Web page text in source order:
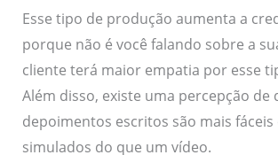
Esse tipo de produção aumenta a
porque não é você falando sobre a
cliente terá maior empatia por esse
Além disso, existe uma percepção de
depoimentos escritos são mais fáceis
simulados do que um vídeo.